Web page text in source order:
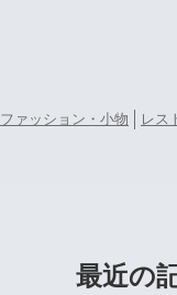
ファッション・小物 レス
最近の